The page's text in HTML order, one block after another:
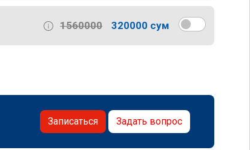
1560000 320000 сум
Записаться Задать вопрос